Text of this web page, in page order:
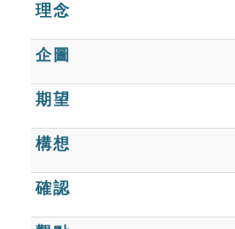
貓頭鷹博士
理念
企圖
期望
構想
確認